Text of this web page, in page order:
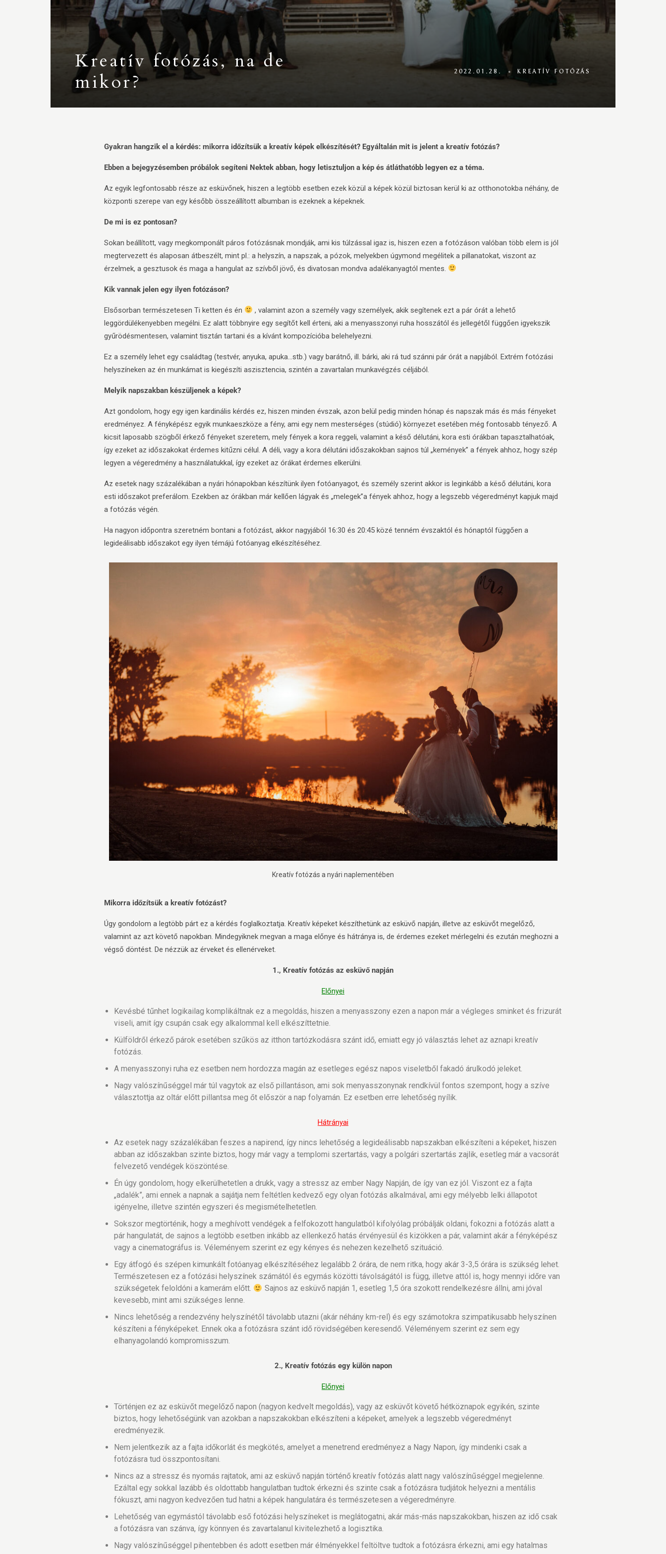
Kreatív fotózás, na de
mikor?
2022.01.28. KREATÍV FOTÓZÁS
Gyakran hangzik el a kérdés: mikorra időzítsük a kreatív képek elkészítését? Egyáltalán mit is jelent a kreatív fotózás?
Ebben a bejegyzésemben próbálok segíteni Nektek abban, hogy letisztuljon a kép és átláthatóbb legyen ez a téma.
Az egyik legfontosabb része az esküvőnek, hiszen a legtöbb esetben ezek közül a képek közül biztosan kerül ki az otthonotokba néhány, de
központi szerepe van egy később összeállított albumban is ezeknek a képeknek.
De mi is ez pontosan?
Sokan beállított, vagy megkomponált páros fotózásnak mondják, ami kis túlzással igaz is, hiszen ezen a fotózáson valóban több elem is jól
megtervezett és alaposan átbeszélt, mint pl.: a helyszín, a napszak, a pózok, melyekben úgymond megélitek a pillanatokat, viszont az
érzelmek, a gesztusok és maga a hangulat az szívből jövő, és divatosan mondva adalékanyagtól mentes.
Kik vannak jelen egy ilyen fotózáson?
Elsősorban természetesen Ti ketten és én
, valamint azon a személy vagy személyek, akik segítenek ezt a pár órát a lehető
leggördülékenyebben megélni. Ez alatt többnyire egy segítőt kell érteni, aki a menyasszonyi ruha hosszától és jellegétől függően igyekszik
gyűrödésmentesen, valamint tisztán tartani és a kívánt kompozícióba belehelyezni.
Ez a személy lehet egy családtag (testvér, anyuka, apuka…stb.) vagy barátnő, ill. bárki, aki rá tud szánni pár órát a napjából. Extrém fotózási
helyszíneken az én munkámat is kiegészíti aszisztencia, szintén a zavartalan munkavégzés céljából.
Melyik napszakban készüljenek a képek?
Azt gondolom, hogy egy igen kardinális kérdés ez, hiszen minden évszak, azon belül pedig minden hónap és napszak más és más fényeket
eredményez. A fényképész egyik munkaeszköze a fény, ami egy nem mesterséges (stúdió) környezet esetében még fontosabb tényező. A
kicsit laposabb szögből érkező fényeket szeretem, mely fények a kora reggeli, valamint a késő délutáni, kora esti órákban tapasztalhatóak,
így ezeket az időszakokat érdemes kitűzni célul. A déli, vagy a kora délutáni időszakokban sajnos túl „kemények” a fények ahhoz, hogy szép
legyen a végeredmény a használatukkal, így ezeket az órákat érdemes elkerülni.
Az esetek nagy százalékában a nyári hónapokban készítünk ilyen fotóanyagot, és személy szerint akkor is leginkább a késő délutáni, kora
esti időszakot preferálom. Ezekben az órákban már kellően lágyak és „melegek”a fények ahhoz, hogy a legszebb végeredményt kapjuk majd
a fotózás végén.
Ha nagyon időpontra szeretném bontani a fotózást, akkor nagyjából 16:30 és 20:45 közé tenném évszaktól és hónaptól függően a
legideálisabb időszakot egy ilyen témájú fotóanyag elkészítéséhez.
Kreatív fotózás a nyári naplementében
Mikorra időzítsük a kreatív fotózást?
Úgy gondolom a legtöbb párt ez a kérdés foglalkoztatja. Kreatív képeket készíthetünk az esküvő napján, illetve az esküvőt megelőző,
valamint az azt követő napokban. Mindegyiknek megvan a maga előnye és hátránya is, de érdemes ezeket mérlegelni és ezután meghozni a
végső döntést. De nézzük az érveket és ellenérveket.
1., Kreatív fotózás az esküvő napján
Előnyei
Kevésbé tűnhet logikailag komplikáltnak ez a megoldás, hiszen a menyasszony ezen a napon már a végleges sminket és frizurát
viseli, amit így csupán csak egy alkalommal kell elkészíttetnie.
Külföldről érkező párok esetében szűkös az itthon tartózkodásra szánt idő, emiatt egy jó választás lehet az aznapi kreatív
fotózás.
A menyasszonyi ruha ez esetben nem hordozza magán az esetleges egész napos viseletből fakadó árulkodó jeleket.
Nagy valószínűséggel már túl vagytok az első pillantáson, ami sok menyasszonynak rendkívül fontos szempont, hogy a szíve
választottja az oltár előtt pillantsa meg őt először a nap folyamán. Ez esetben erre lehetőség nyílik.
Hátrányai
Az esetek nagy százalékában feszes a napirend, így nincs lehetőség a legideálisabb napszakban elkészíteni a képeket, hiszen
abban az időszakban szinte biztos, hogy már vagy a templomi szertartás, vagy a polgári szertartás zajlik, esetleg már a vacsorát
felvezető vendégek köszöntése.
Én úgy gondolom, hogy elkerülhetetlen a drukk, vagy a stressz az ember Nagy Napján, de így van ez jól. Viszont ez a fajta
„adalék”, ami ennek a napnak a sajátja nem feltétlen kedvező egy olyan fotózás alkalmával, ami egy mélyebb lelki állapotot
igényelne, illetve szintén egyszeri és megismételhetetlen.
Sokszor megtörténik, hogy a meghívott vendégek a felfokozott hangulatból kifolyólag próbálják oldani, fokozni a fotózás alatt a
pár hangulatát, de sajnos a legtöbb esetben inkább az ellenkező hatás érvényesül és kizökken a pár, valamint akár a fényképész
vagy a cinematográfus is. Véleményem szerint ez egy kényes és nehezen kezelhető szituáció.
Egy átfogó és szépen kimunkált fotóanyag elkészítéséhez legalább 2 órára, de nem ritka, hogy akár 3-3,5 órára is szükség lehet.
Természetesen ez a fotózási helyszínek számától és egymás közötti távolságától is függ, illetve attól is, hogy mennyi időre van
szükségetek feloldóni a kamerám előtt.
Sajnos az esküvő napján 1, esetleg 1,5 óra szokott rendelkezésre állni, ami jóval
kevesebb, mint ami szükséges lenne.
Nincs lehetőség a rendezvény helyszínétől távolabb utazni (akár néhány km-rel) és egy számotokra szimpatikusabb helyszínen
készíteni a fényképeket. Ennek oka a fotózásra szánt idő rövidségében keresendő. Véleményem szerint ez sem egy
elhanyagolandó kompromisszum.
2., Kreatív fotózás egy külön napon
Előnyei
Történjen ez az esküvőt megelőző napon (nagyon kedvelt megoldás), vagy az esküvőt követő hétköznapok egyikén, szinte
biztos, hogy lehetőségünk van azokban a napszakokban elkészíteni a képeket, amelyek a legszebb végeredményt
eredményezik.
Nem jelentkezik az a fajta időkorlát és megkötés, amelyet a menetrend eredményez a Nagy Napon, így mindenki csak a
fotózásra tud összpontosítani.
Nincs az a stressz és nyomás rajtatok, ami az esküvő napján történő kreatív fotózás alatt nagy valószínűséggel megjelenne.
Ezáltal egy sokkal lazább és oldottabb hangulatban tudtok érkezni és szinte csak a fotózásra tudjátok helyezni a mentális
fókuszt, ami nagyon kedvezően tud hatni a képek hangulatára és természetesen a végeredményre.
Lehetőség van egymástól távolabb eső fotózási helyszíneket is meglátogatni, akár más-más napszakokban, hiszen az idő csak
a fotózásra van szánva, így könnyen és zavartalanul kivitelezhető a logisztika.
Nagy valószínűséggel pihentebben és adott esetben már élményekkel feltöltve tudtok a fotózásra érkezni, ami egy hatalmas